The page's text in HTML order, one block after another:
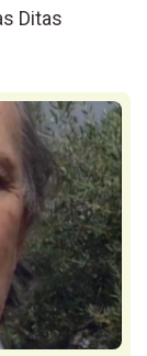
Ditas